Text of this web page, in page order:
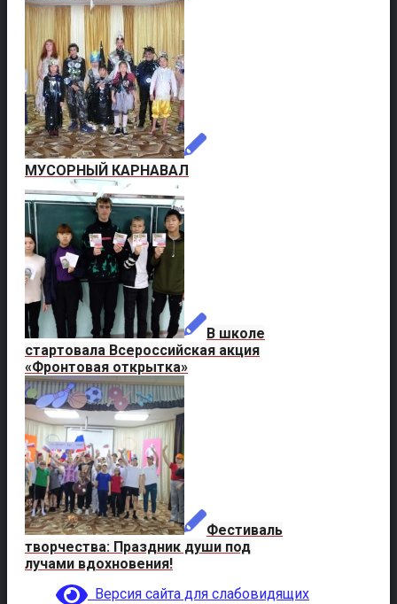
МУСОРНЫЙ КАРНАВАЛ
В школе
стартовала Всероссийская акция
«Фронтовая открытка»
Фестиваль
творчества: Праздник души под
лучами вдохновения!
Версия сайта для слабовидящих